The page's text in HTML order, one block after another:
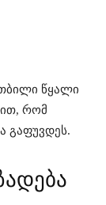
წყალი
რომ
გაფუვდეს.